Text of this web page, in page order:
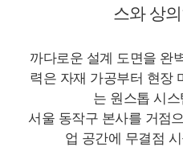
스와 상
까다로운 설계 도면을 완
력은 자재 가공부터 현장
는 원스톱 시
서울 동작구 본사를 거점
업 공간에 무결점